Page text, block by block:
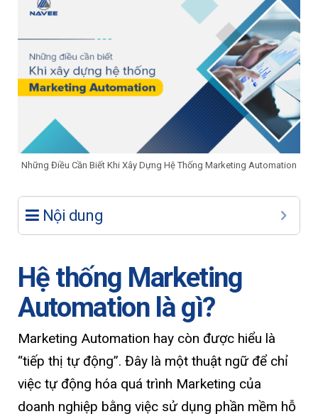
Những Điều Cần Biết Khi Xây Dựng Hệ Thống Marketing Automation
Nội dung
Hệ thống Marketing
Automation là gì?
Marketing Automation hay còn được hiểu là
“tiếp thị tự động”. Đây là một thuật ngữ để chỉ
việc tự động hóa quá trình Marketing của
doanh nghiệp bằng việc sử dụng phần mềm hỗ